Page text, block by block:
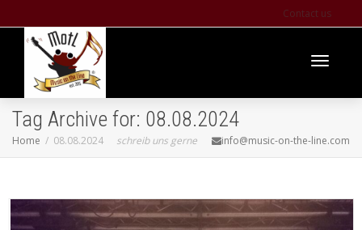
Contact us
Tag Archive for: 08.08.2024
Home 08.08.2024 schreib uns gerne info@music-on-the-line.com